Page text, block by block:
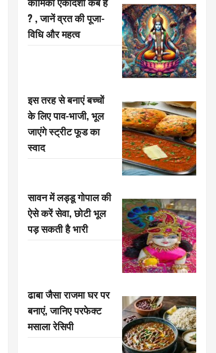
? , जानें व्रत की पूजा-
विधि और महत्व
इस तरह से बनाएं बच्चों
के लिए पाव-भाजी, भूल
जाएंगे स्ट्रीट फूड का
स्वाद
सावन में लड्डू गोपाल की
ऐसे करें सेवा, छोटी भूल
पड़ सकती है भारी
ढाबा जैसा राजमा घर पर
बनाएं, जानिए परफेक्ट
मसाला रेसिपी